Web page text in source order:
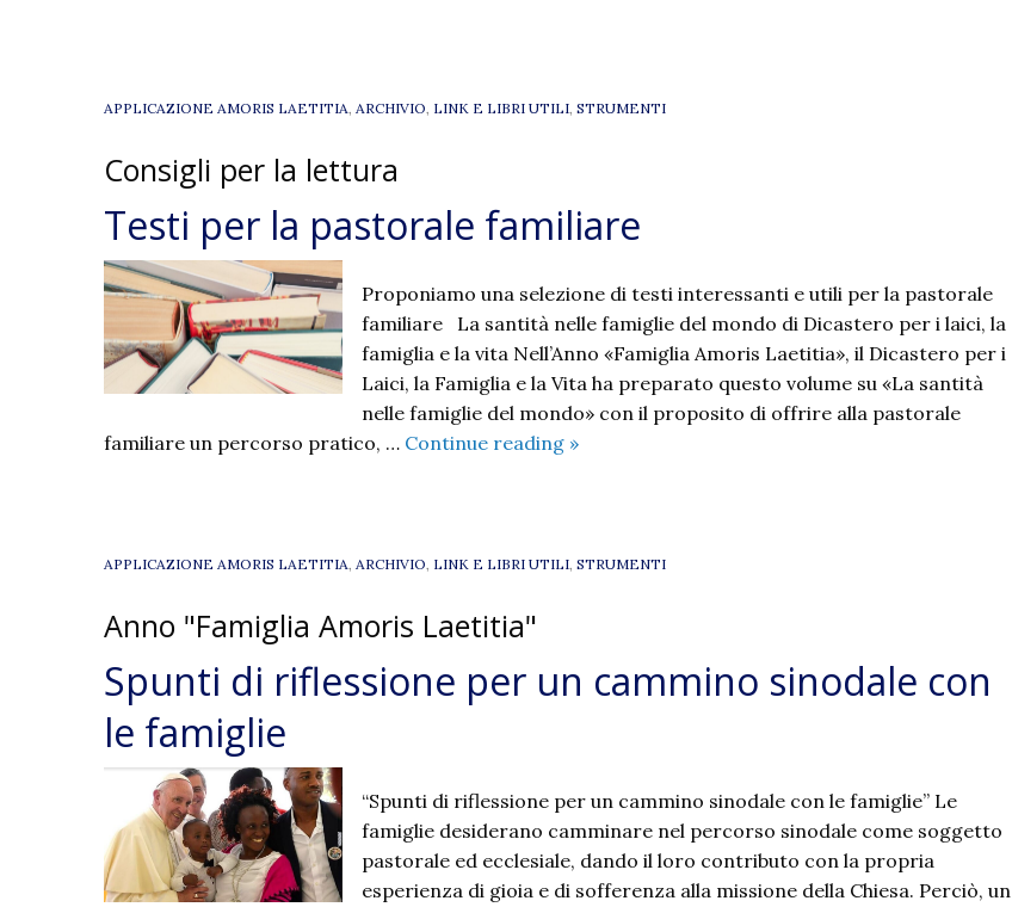
Famiglie
PAPA
APPLICAZIONE AMORIS LAETITIA, ARCHIVIO, LINK E LIBRI UTILI, STRUMENTI
Consigli per la lettura
Testi per la pastorale familiare
Proponiamo una selezione di testi interessanti e utili per la pastorale
familiare La santità nelle famiglie del mondo di Dicastero per i laici, la
famiglia e la vita Nell’Anno «Famiglia Amoris Laetitia», il Dicastero per i
Laici, la Famiglia e la Vita ha preparato questo volume su «La santità
nelle famiglie del mondo» con il proposito di offrire alla pastorale
familiare un percorso pratico, … Continue reading Testi
familiare
»
APPLICAZIONE AMORIS LAETITIA, ARCHIVIO, LINK E LIBRI UTILI, STRUMENTI
Anno "Famiglia Amoris Laetitia"
Spunti di riflessione per un cammino sinodale con
le famiglie
“Spunti di riflessione per un cammino sinodale con le famiglie” Le
famiglie desiderano camminare nel percorso sinodale come soggetto
pastorale ed ecclesiale, dando il loro contributo con la propria
esperienza di gioia e di sofferenza alla missione della Chiesa. Perciò, un